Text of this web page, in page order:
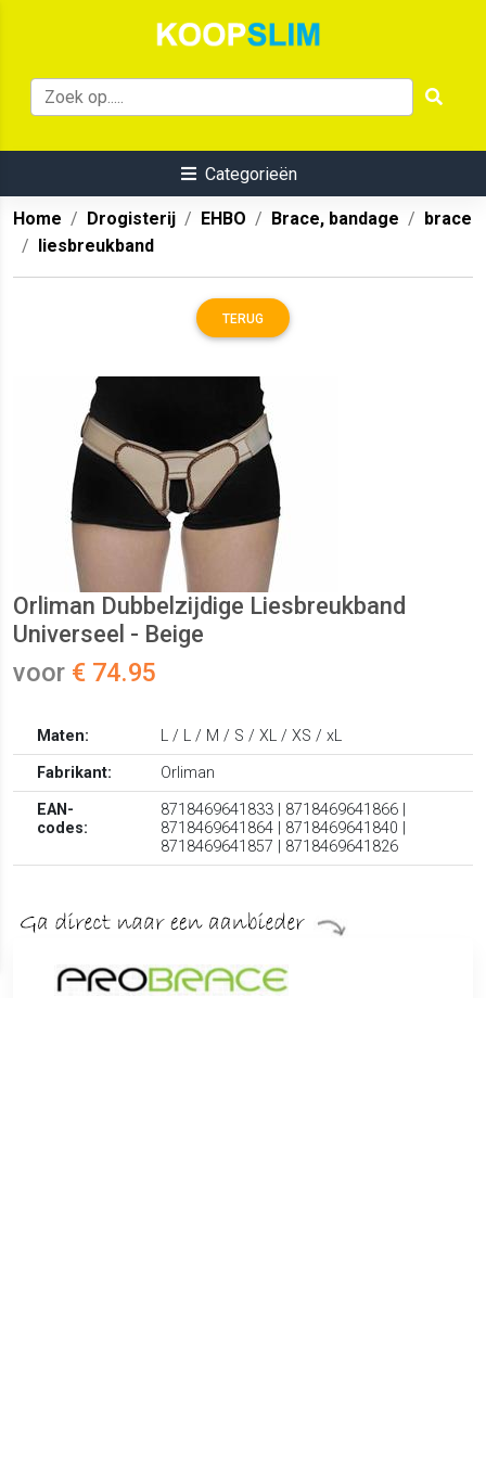
Categorieën
Home Drogisterij EHBO Brace, bandage
brace
liesbreukband
TERUG
Orliman Dubbelzijdige Liesbreukband
Universeel - Beige
voor € 74.95
Maten:
L / L / M / S / XL / XS / xL
Fabrikant:
Orliman
EAN-
codes:
8718469641833 | 8718469641866 |
8718469641864 | 8718469641840 |
8718469641857 | 8718469641826